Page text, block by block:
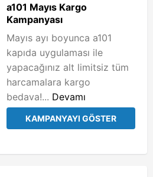
a101 Mayıs Kargo
Kampanyası
Mayıs ayı boyunca a101
kapıda uygulaması ile
yapacağınız alt limitsiz tüm
harcamalara kargo
bedava!... Devamı
KAMPANYAYI GÖSTER